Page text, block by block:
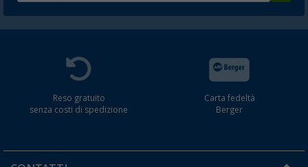
Reso gratuito
senza costi di spedizione
Carta fedeltà
Berger